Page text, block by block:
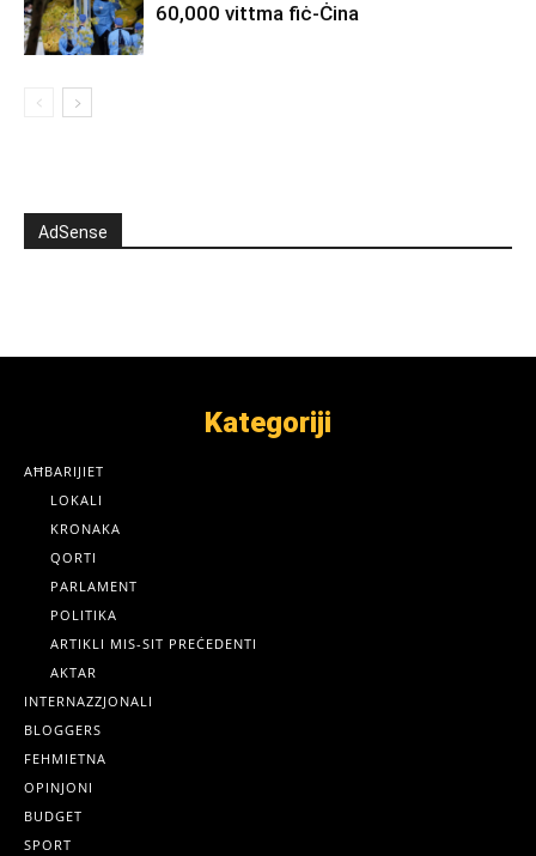
60,000 vittma fiċ-Ċina
AdSense
Kategoriji
AĦBARIJIET
LOKALI
KRONAKA
QORTI
PARLAMENT
POLITIKA
ARTIKLI MIS-SIT PREĊEDENTI
AKTAR
INTERNAZZJONALI
BLOGGERS
FEHMIETNA
OPINJONI
BUDGET
SPORT